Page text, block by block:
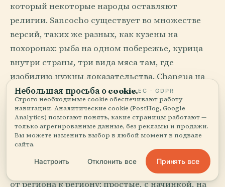
который некоторые народы оставляют
религии. Sancocho существует во множестве
версий, таких же разных, как кузены на
похоронах: рыба на одном побережье, курица
внутри страны, три вида мяса там, где
изобилию нужны доказательства. Changua на
завтрак в Боготе до сих пор шокирует
иностранцев молоком, яйцом, зеленым луком
и хлебом. Их потеря. Рассвет тоже заслуживает
нежности.
Кукуруза здесь не гарнир. Кукуруза здесь
грамматика. Arepas меняют форму и верность
от региона к региону: простые, с начинкой, на
Небольшая просьба о cookie.ЕС · GDPR
Строго необходимые cookie обеспечивают работу
навигации. Аналитические cookie (PostHog, Google
Analytics) помогают понять, какие страницы работают —
только агрегированные данные, без рекламы и продажи.
Вы можете изменить выбор в любой момент в подвале
сайта.
Настроить Отклонить все Принять все